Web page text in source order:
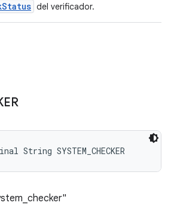
del verificador.
SYSTEM_CHECKER